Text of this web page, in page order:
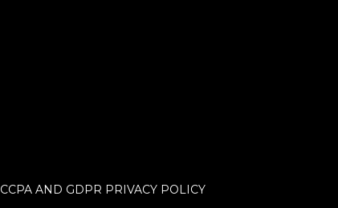
CCPA AND GDPR PRIVACY POLICY